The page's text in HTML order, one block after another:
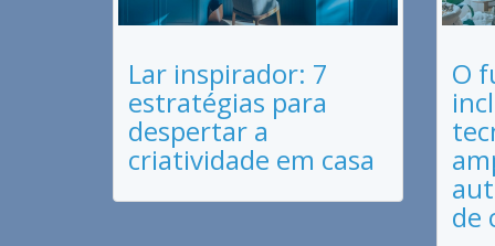
Lar inspirador: 7
estratégias para
despertar a
criatividade em casa
O
de